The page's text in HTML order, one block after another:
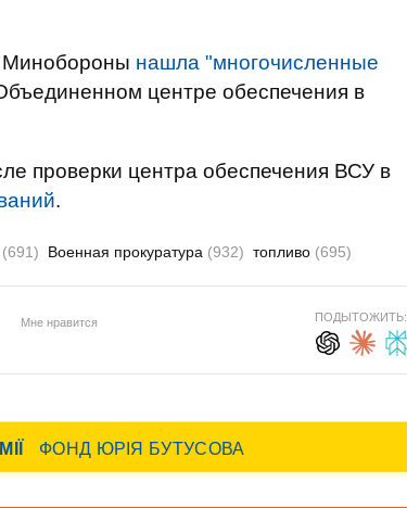
Минобороны нашла "многочисленные
центре обеспечения в
проверки центра обеспечения ВСУ в
.
(691) Военная прокуратура (932) топливо (695)
Мне нравится ПОДЫТОЖИТЬ: